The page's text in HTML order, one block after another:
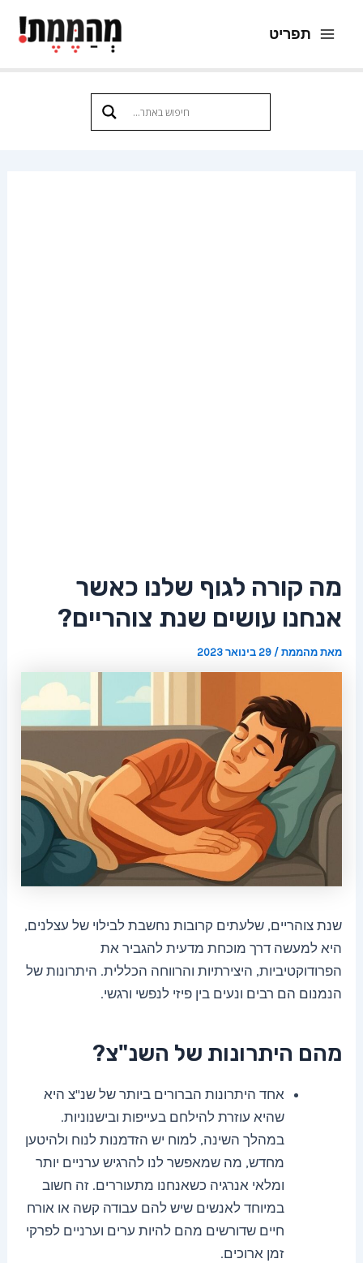
לתוכן
תפריט
מה קורה לגוף שלנו כאשר
אנחנו עושים שנת צוהריים?
מאתמהממת/29 בינואר 2023
שנת צוהריים, שלעתים קרובות נחשבת לבילוי של עצלנים,
היא למעשה דרך מוכחת מדעית להגביר את
הפרודוקטיביות, היצירתיות והרווחה הכללית. היתרונות של
הנמנום הם רבים ונעים בין פיזי לנפשי ורגשי.
מהם היתרונות של השנ"צ?
אחד היתרונות הברורים ביותר של שנ"צ היא
שהיא עוזרת להילחם בעייפות ובישנוניות.
במהלך השינה, למוח יש הזדמנות לנוח ולהיטען
מחדש, מה שמאפשר לנו להרגיש ערניים יותר
ומלאי אנרגיה כשאנחנו מתעוררים. זה חשוב
במיוחד לאנשים שיש להם עבודה קשה או אורח
חיים שדורשים מהם להיות ערים וערניים לפרקי
זמן ארוכים.